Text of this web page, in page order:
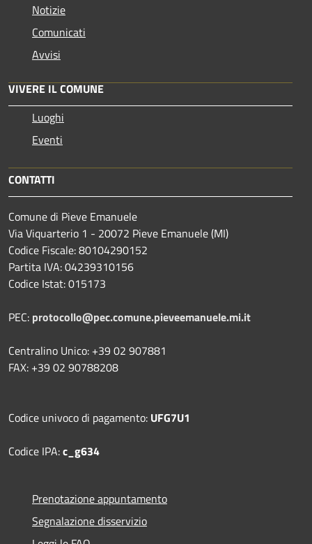
Notizie
Comunicati
Avvisi
VIVERE IL COMUNE
Luoghi
Eventi
CONTATTI
Comune di Pieve Emanuele
Via Viquarterio 1 - 20072 Pieve Emanuele (MI)
Codice Fiscale: 80104290152
Partita IVA: 04239310156
Codice Istat: 015173
PEC: protocollo@pec.comune.pieveemanuele.mi.it
Centralino Unico: +39 02 907881
FAX: +39 02 90788208
Codice univoco di pagamento: UFG7U1
Codice IPA:c_g634
Prenotazione appuntamento
Segnalazione disservizio